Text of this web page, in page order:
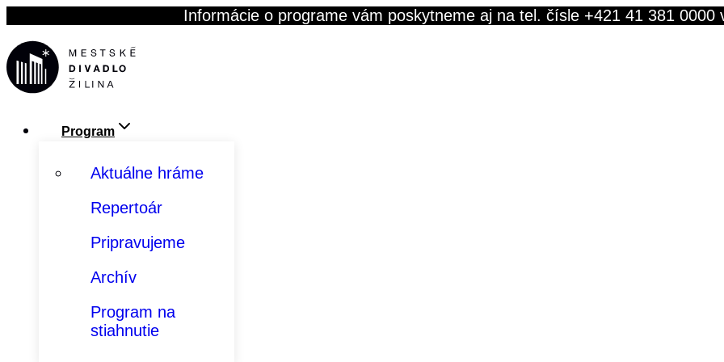
content
Informácie o programe vám poskytneme aj na tel. čísle +421 41 381 0000
Program
Aktuálne hráme
Repertoár
Pripravujeme
Archív
Program na
stiahnutie